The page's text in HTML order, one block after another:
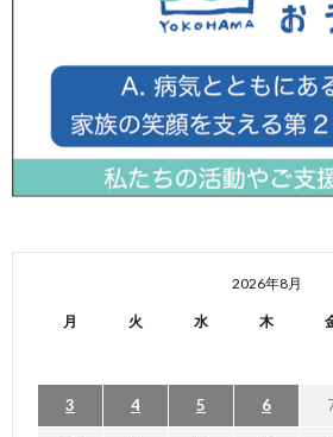
2026年8月
月 火 水 木
3 4 5 6